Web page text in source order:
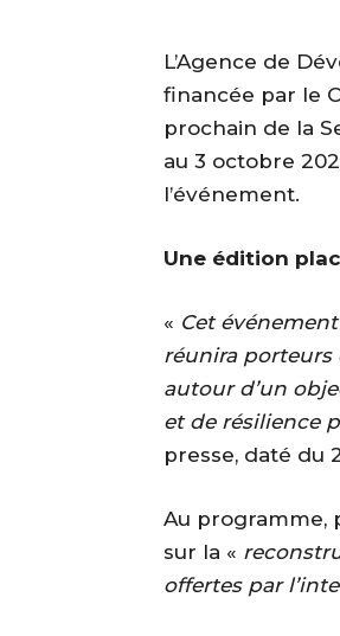
L’Agence de
financée par le
prochain de la
au 3 octobre
l’événement.
Une édition
« Cet
réunira porteurs
autour d’un
et de résilience
presse, daté du
Au programme,
sur la «
offertes par